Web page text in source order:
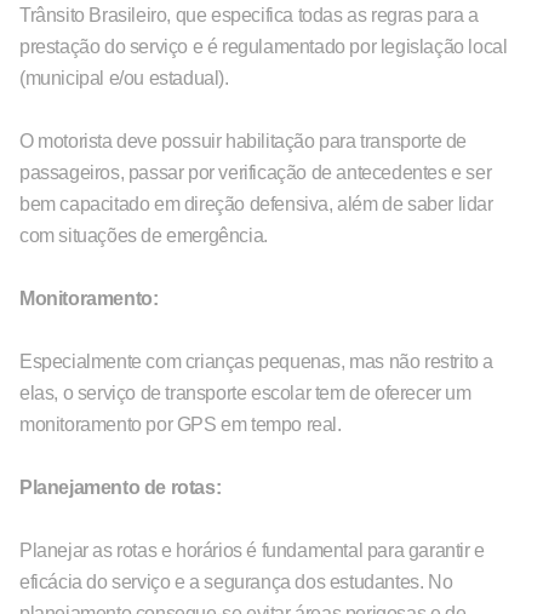
Trânsito Brasileiro, que especifica todas as regras para a
prestação do serviço e é regulamentado por legislação local
(municipal e/ou estadual).
O motorista deve possuir habilitação para transporte de
passageiros, passar por verificação de antecedentes e ser
bem capacitado em direção defensiva, além de saber lidar
com situações de emergência.
Monitoramento:
Especialmente com crianças pequenas, mas não restrito a
elas, o serviço de transporte escolar tem de oferecer um
monitoramento por GPS em tempo real.
Planejamento de rotas:
Planejar as rotas e horários é fundamental para garantir e
eficácia do serviço e a segurança dos estudantes. No